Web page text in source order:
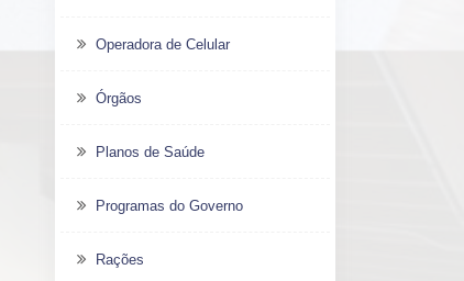
Operadora de Celular
Órgãos
Planos de Saúde
Programas do Governo
Rações